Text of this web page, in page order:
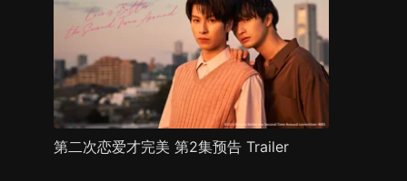
第二次恋爱才完美 第2集预告 Trailer